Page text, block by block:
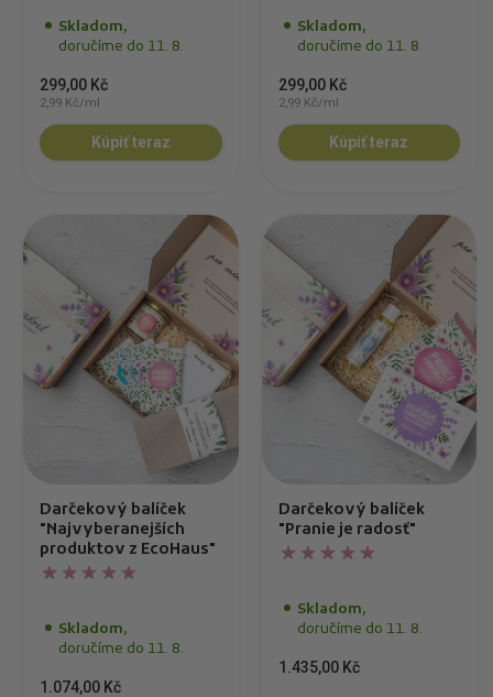
Skladom,
doručíme do 11. 8.
299,00 Kč
2,99 Kč/ml
Kúpiť teraz
Skladom,
doručíme do 11. 8.
299,00 Kč
2,99 Kč/ml
Kúpiť teraz
Darčekový balíček
"Najvyberanejších
produktov z EcoHaus"
Skladom,
doručíme do 11. 8.
1.074,00 Kč
Darčekový balíček
"Pranie je radosť"
Skladom,
doručíme do 11. 8.
1.435,00 Kč